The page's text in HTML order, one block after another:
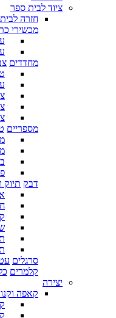
ציוד לבית ספר
חזרה
מכשירי
מחדדים
מספריים
דבק תיוק
סרגלים
קלמרים
יצירה
קאפה